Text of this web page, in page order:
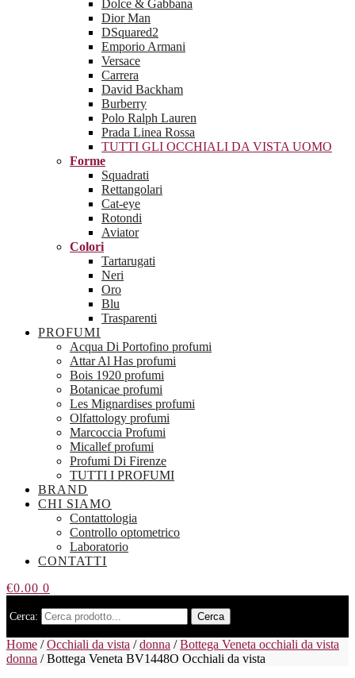
Dolce & Gabbana
Dior Man
DSquared2
Emporio Armani
Versace
Carrera
David Backham
Burberry
Polo Ralph Lauren
Prada Linea Rossa
TUTTI GLI OCCHIALI DA VISTA UOMO
Forme
Squadrati
Rettangolari
Cat-eye
Rotondi
Aviator
Colori
Tartarugati
Neri
Oro
Blu
Trasparenti
PROFUMI
Acqua Di Portofino profumi
Attar Al Has profumi
Bois 1920 profumi
Botanicae profumi
Les Mignardises profumi
Olfattology profumi
Marcoccia Profumi
Micallef profumi
Profumi Di Firenze
TUTTI I PROFUMI
BRAND
CHI SIAMO
Contattologia
Controllo optometrico
Laboratorio
CONTATTI
€0.00 0
Cerca: Cerca
Home /Occhiali da vista /donna /Bottega Veneta occhiali da vista
donna /Bottega Veneta BV1448O Occhiali da vista